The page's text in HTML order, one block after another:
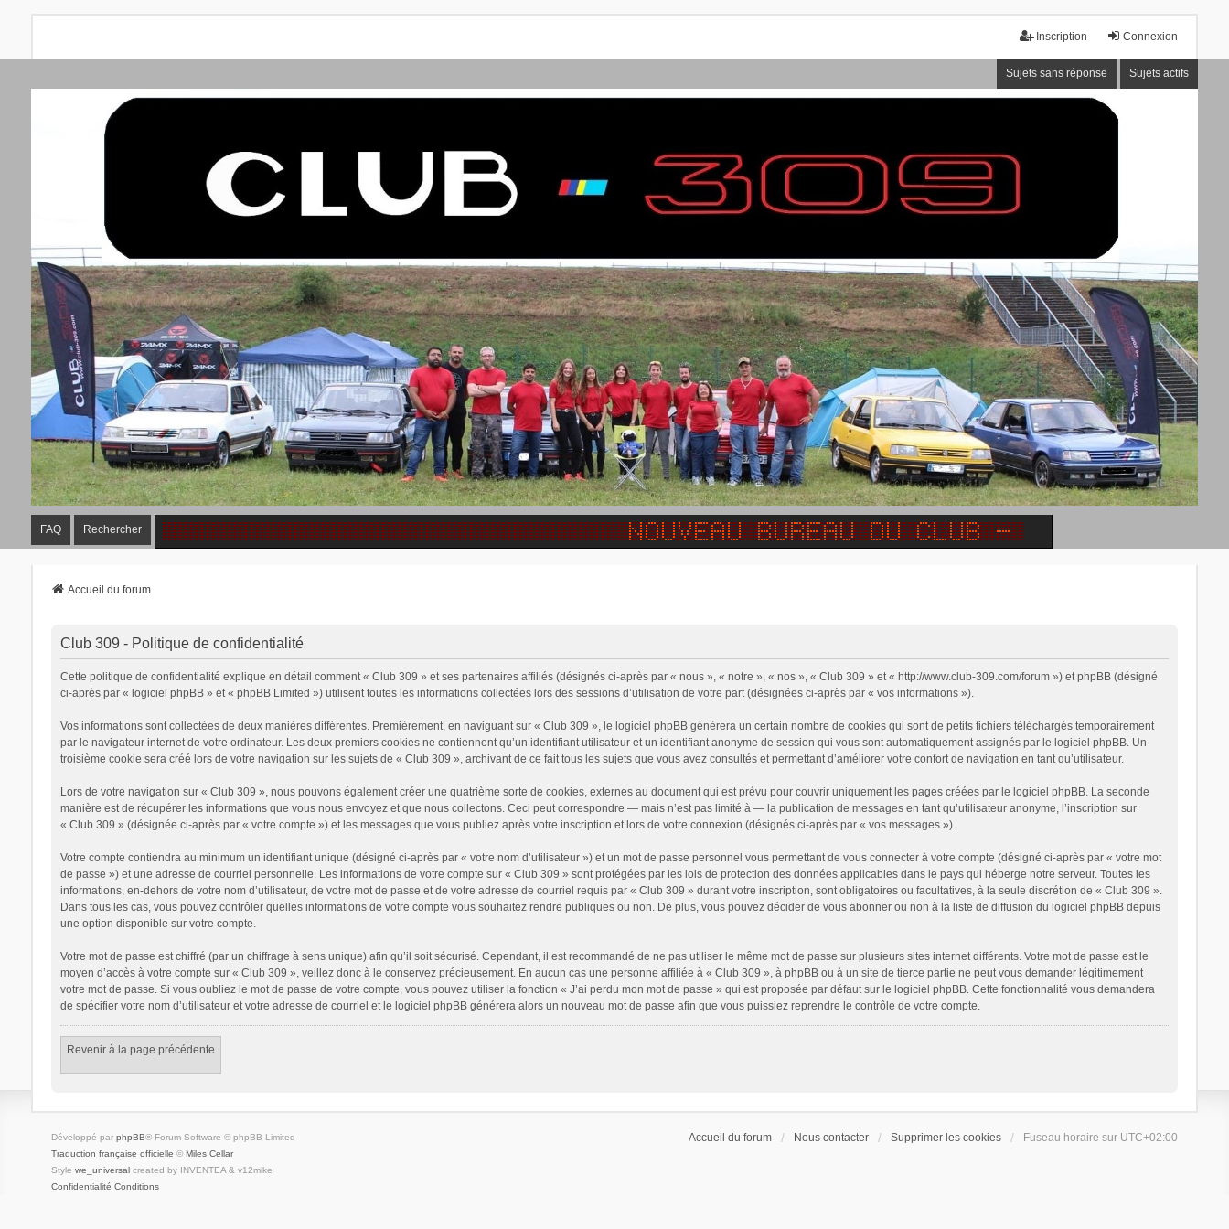
Connexion
Inscription
Sujets sans réponse Sujets actifs
FAQ Rechercher
Accueil du forum
Club 309 - Politique de confidentialité
Cette politique de confidentialité explique en détail comment « Club 309 » et ses partenaires affiliés (désignés ci-après par « nous », « notre », « nos », « Club 309 » et « http://www.club-309.com/forum ») et phpBB (désigné
ci-après par « logiciel phpBB » et « phpBB Limited ») utilisent toutes les informations collectées lors des sessions d’utilisation de votre part (désignées ci-après par « vos informations »).
Vos informations sont collectées de deux manières différentes. Premièrement, en naviguant sur « Club 309 », le logiciel phpBB génèrera un certain nombre de cookies qui sont de petits fichiers téléchargés temporairement
par le navigateur internet de votre ordinateur. Les deux premiers cookies ne contiennent qu’un identifiant utilisateur et un identifiant anonyme de session qui vous sont automatiquement assignés par le logiciel phpBB. Un
troisième cookie sera créé lors de votre navigation sur les sujets de « Club 309 », archivant de ce fait tous les sujets que vous avez consultés et permettant d’améliorer votre confort de navigation en tant qu’utilisateur.
Lors de votre navigation sur « Club 309 », nous pouvons également créer une quatrième sorte de cookies, externes au document qui est prévu pour couvrir uniquement les pages créées par le logiciel phpBB. La seconde
manière est de récupérer les informations que vous nous envoyez et que nous collectons. Ceci peut correspondre — mais n’est pas limité à — la publication de messages en tant qu’utilisateur anonyme, l’inscription sur
« Club 309 » (désignée ci-après par « votre compte ») et les messages que vous publiez après votre inscription et lors de votre connexion (désignés ci-après par « vos messages »).
Votre compte contiendra au minimum un identifiant unique (désigné ci-après par « votre nom d’utilisateur ») et un mot de passe personnel vous permettant de vous connecter à votre compte (désigné ci-après par « votre mot
de passe ») et une adresse de courriel personnelle. Les informations de votre compte sur « Club 309 » sont protégées par les lois de protection des données applicables dans le pays qui héberge notre serveur. Toutes les
informations, en-dehors de votre nom d’utilisateur, de votre mot de passe et de votre adresse de courriel requis par « Club 309 » durant votre inscription, sont obligatoires ou facultatives, à la seule discrétion de « Club 309 ».
Dans tous les cas, vous pouvez contrôler quelles informations de votre compte vous souhaitez rendre publiques ou non. De plus, vous pouvez décider de vous abonner ou non à la liste de diffusion du logiciel phpBB depuis
une option disponible sur votre compte.
Votre mot de passe est chiffré (par un chiffrage à sens unique) afin qu’il soit sécurisé. Cependant, il est recommandé de ne pas utiliser le même mot de passe sur plusieurs sites internet différents. Votre mot de passe est le
moyen d’accès à votre compte sur « Club 309 », veillez donc à le conservez précieusement. En aucun cas une personne affiliée à « Club 309 », à phpBB ou à un site de tierce partie ne peut vous demander légitimement
votre mot de passe. Si vous oubliez le mot de passe de votre compte, vous pouvez utiliser la fonction « J’ai perdu mon mot de passe » qui est proposée par défaut sur le logiciel phpBB. Cette fonctionnalité vous demandera
de spécifier votre nom d’utilisateur et votre adresse de courriel et le logiciel phpBB générera alors un nouveau mot de passe afin que vous puissiez reprendre le contrôle de votre compte.
Revenir à la page précédente
Accueil du forum Nous contacter Supprimer les cookies Fuseau horaire sur UTC+02:00
Développé par phpBB® Forum Software © phpBB Limited
Traduction française officielle © Miles Cellar
Style we_universalcreated by INVENTEA & v12mike
Confidentialité Conditions